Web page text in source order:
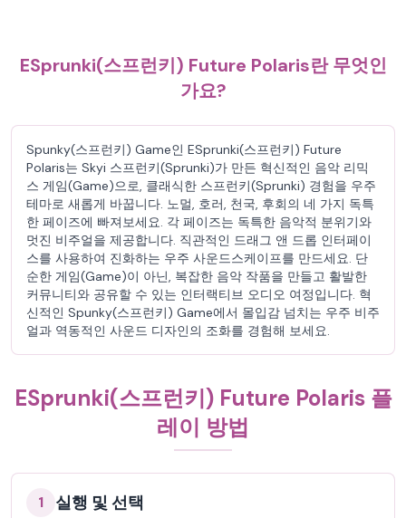
ESprunki(스프런키) Future Polaris란 무엇인
가요?
Spunky(스프런키) Game인 ESprunki(스프런키) Future
Polaris는 Skyi 스프런키(Sprunki)가 만든 혁신적인 음악 리믹
스 게임(Game)으로, 클래식한 스프런키(Sprunki) 경험을 우주
테마로 새롭게 바꿉니다. 노멀, 호러, 천국, 후회의 네 가지 독특
한 페이즈에 빠져보세요. 각 페이즈는 독특한 음악적 분위기와
멋진 비주얼을 제공합니다. 직관적인 드래그 앤 드롭 인터페이
스를 사용하여 진화하는 우주 사운드스케이프를 만드세요. 단
순한 게임(Game)이 아닌, 복잡한 음악 작품을 만들고 활발한
커뮤니티와 공유할 수 있는 인터랙티브 오디오 여정입니다. 혁
신적인 Spunky(스프런키) Game에서 몰입감 넘치는 우주 비주
얼과 역동적인 사운드 디자인의 조화를 경험해 보세요.
ESprunki(스프런키) Future Polaris 플
레이 방법
1 실행 및 선택